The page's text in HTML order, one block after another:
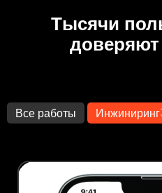
Тысячи
Все работы Инжиниринг